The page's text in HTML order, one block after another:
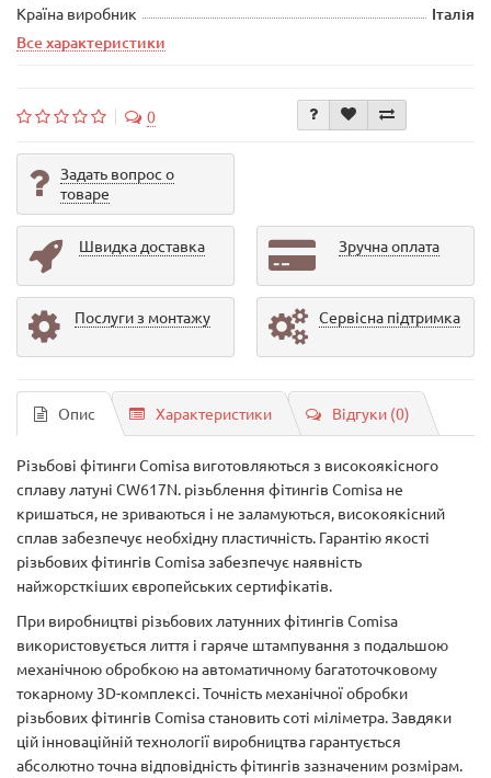
Країна виробник
Італія
Все характеристики
0
Задать вопрос о
товаре
Швидка доставка Зручна оплата
Послуги з монтажу Сервісна підтримка
Опис Характеристики Відгуки (0)
Різьбові фітинги Comisa виготовляються з високоякісного
сплаву латуні CW617N. різьблення фітингів Comisa не
кришаться, не зриваються і не заламуються, високоякісний
сплав забезпечує необхідну пластичність. Гарантію якості
різьбових фітингів Comisa забезпечує наявність
найжорсткіших європейських сертифікатів.
При виробництві різьбових латунних фітингів Comisa
використовується лиття і гаряче штампування з подальшою
механічною обробкою на автоматичному багатоточковому
токарному 3D-комплексі. Точність механічної обробки
різьбових фітингів Comisa становить соті міліметра. Завдяки
цій інноваційній технології виробництва гарантується
абсолютно точна відповідність фітингів зазначеним розмірам.